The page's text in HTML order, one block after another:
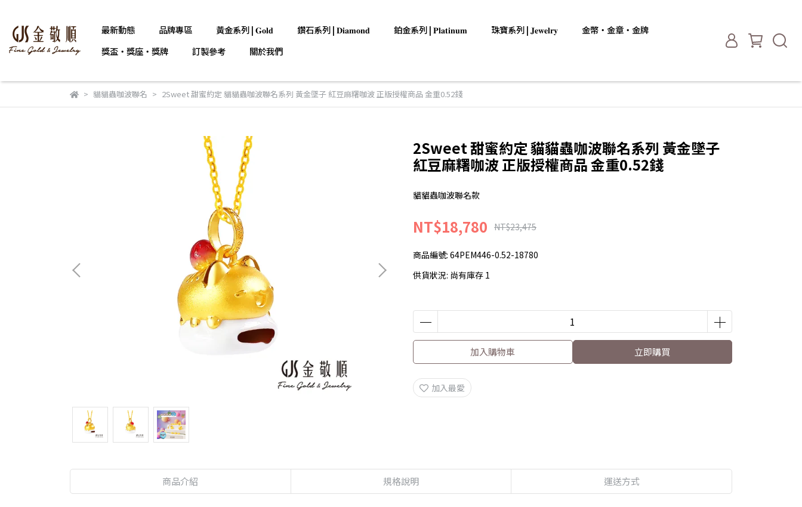
最新動態 品牌專區 黃金系列 | 𝐆𝐨𝐥𝐝 鑽石系列 | 𝐃𝐢𝐚𝐦𝐨𝐧𝐝 鉑金系列 | 𝐏𝐥𝐚𝐭𝐢𝐧𝐮𝐦 珠寶系列 | 𝐉𝐞𝐰𝐞𝐥𝐫𝐲
金幣・金章・金牌
獎盃・獎座・獎牌
訂製參考 關於我們
貓貓蟲咖波聯名 2Sweet 甜蜜約定 貓貓蟲咖波聯名系列 黃金墜子 紅豆麻糬咖波 正版授權商品 金重0.52錢
2Sweet 甜蜜約定 貓貓蟲咖波聯名系列 黃金墜子
紅豆麻糬咖波 正版授權商品 金重0.52錢
貓貓蟲咖波聯名款
NT$18,780 NT$23,475
商品編號: 64PEM446-0.52-18780
供貨狀況: 尚有庫存 1
加入購物車 立即購買
加入最愛
商品介紹 規格說明 運送方式